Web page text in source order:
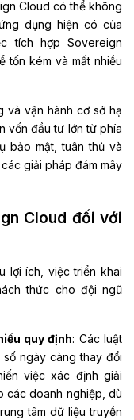
Cloud có thể không
dụng hiện có của
tích hợp Sovereign
tốn kém và mất nhiều
và vận hành cơ sở hạ
vốn đầu tư lớn từ phía
bảo mật, tuân thủ và
giải pháp đám mây
Cloud đối với
lợi ích, việc triển khai
thức cho đội ngũ
quy định: Các luật
ngày càng thay đổi
việc xác định giải
các doanh nghiệp, dù
tâm dữ liệu truyền